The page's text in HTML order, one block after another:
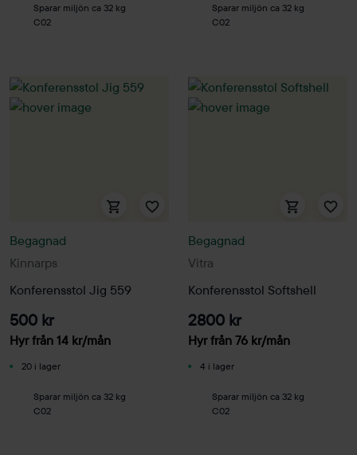
Sparar miljön ca 32 kg
C02
Sparar miljön ca 32 kg
C02
Kinnarps
Begagnad
Konferensstol Jig 559
500 kr
Hyr från 14 kr/mån
20 i lager
Sparar miljön ca 32 kg
C02
Vitra
Begagnad
Konferensstol Softshell
2800 kr
Hyr från 76 kr/mån
4 i lager
Sparar miljön ca 32 kg
C02